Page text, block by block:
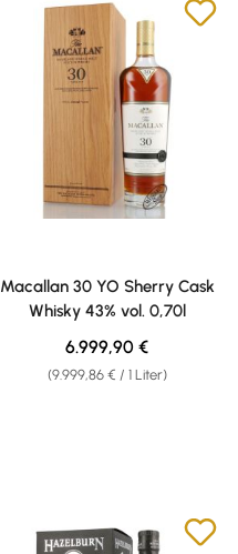
Macallan 30 YO Sherry Cask
Whisky 43% vol. 0,70l
(9.999,86 € / 1 Liter)
Regulärer Preis:
6.999,90 €